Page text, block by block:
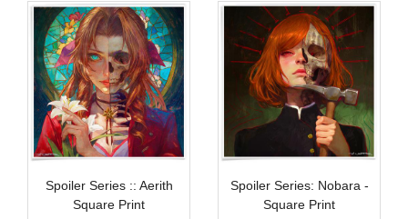
Spoiler Series :: Aerith
Square Print
Spoiler Series: Nobara -
Square Print